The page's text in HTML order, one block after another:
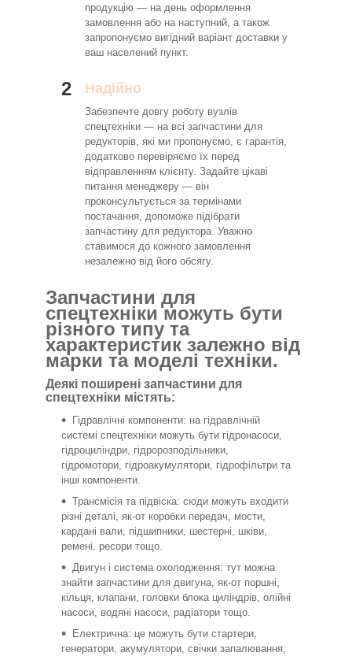
продукцію — на день оформлення
замовлення або на наступний, а також
запропонуємо вигідний варіант доставки у
ваш населений пункт.
2 Надійно
Забезпечте довгу роботу вузлів
спецтехніки — на всі запчастини для
редукторів, які ми пропонуємо, є гарантія,
додатково перевіряємо їх перед
відправленням клієнту. Задайте цікаві
питання менеджеру — він
проконсультується за термінами
постачання, допоможе підібрати
запчастину для редуктора. Уважно
ставимося до кожного замовлення
незалежно від його обсягу.
Запчастини для
спецтехніки можуть бути
різного типу та
характеристик залежно від
марки та моделі техніки.
Деякі поширені запчастини для
спецтехніки містять:
Гідравлічні компоненти: на гідравлічній
системі спецтехніки можуть бути гідронасоси,
гідроциліндри, гідророзподільники,
гідромотори, гідроакумулятори, гідрофільтри та
інші компоненти.
Трансмісія та підвіска: сюди можуть входити
різні деталі, як-от коробки передач, мости,
кардані вали, підшипники, шестерні, шківи,
ремені, ресори тощо.
Двигун і система охолодження: тут можна
знайти запчастини для двигуна, як-от поршні,
кільця, клапани, головки блока циліндрів, олійні
насоси, водяні насоси, радіатори тощо.
Електрична: це можуть бути стартери,
генератори, акумулятори, свічки запалювання,